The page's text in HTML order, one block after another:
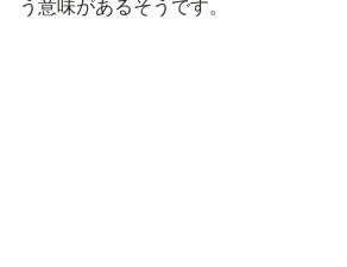
う意味があるそうです。